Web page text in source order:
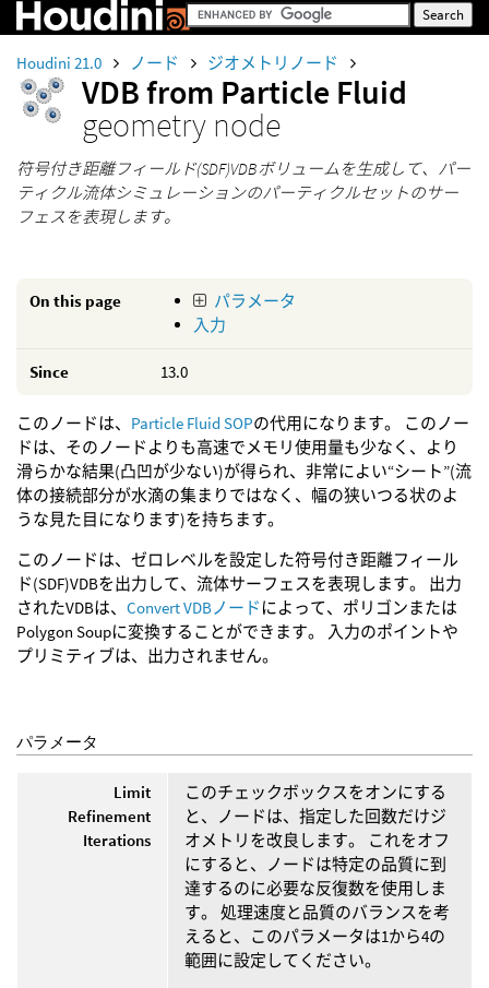
Houdini 21.0 ノード ジオメトリノード
VDB from Particle Fluid
geometry node
符号付き距離フィールド(SDF)VDBボリュームを生成して、パー
ティクル流体シミュレーションのパーティクルセットのサー
フェスを表現します。
On this page
パラメータ
入力
Since 13.0
このノードは、 Particle Fluid SOPの代用になります。 このノー
ドは、そのノードよりも高速でメモリ使用量も少なく、より
滑らかな結果(凸凹が少ない)が得られ、非常によい“シート”(流
体の接続部分が水滴の集まりではなく、幅の狭いつる状のよ
うな見た目になります)を持ちます。
このノードは、ゼロレベルを設定した符号付き距離フィール
ド(SDF)VDBを出力して、流体サーフェスを表現します。 出力
されたVDBは、 Convert VDBノード によって、ポリゴンまたは
Polygon Soupに変換することができます。 入力のポイントや
プリミティブは、出力されません。
パラメータ
Limit
Refinement
Iterations
このチェックボックスをオンにする
と、ノードは、指定した回数だけジ
オメトリを改良します。 これをオフ
にすると、ノードは特定の品質に到
達するのに必要な反復数を使用しま
す。 処理速度と品質のバランスを考
えると、このパラメータは1から4の
範囲に設定してください。